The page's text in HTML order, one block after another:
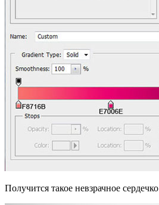
Получится такое невзрачное сердечко